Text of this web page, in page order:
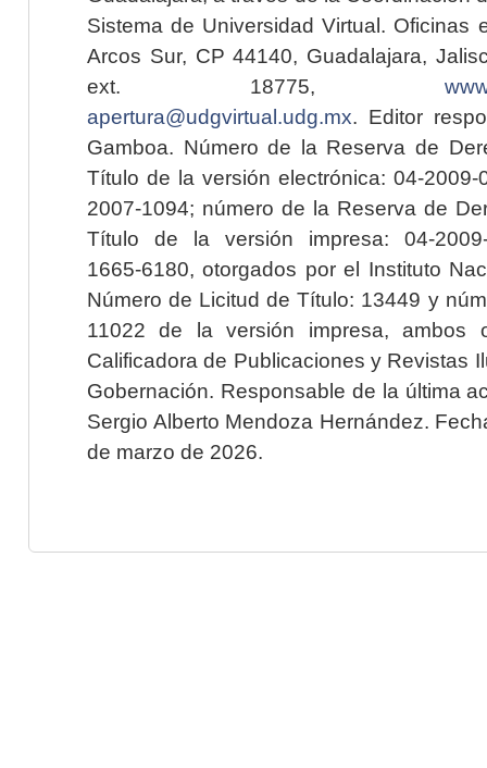
Sistema de Universidad Virtual. Oficinas
Arcos Sur, CP 44140, Guadalajara,
ext. 18775,
apertura@udgvirtual.udg.mx. Editor
Gamboa. Número de la Reserva de
Título de la versión electrónica: 04-2009-
2007-1094; número de la Reserva de
Título de la versión impresa: 04-2009-
1665-6180, otorgados por el Instituto
Número de Licitud de Título: 13449 y
11022 de la versión impresa, ambos
Calificadora de Publicaciones y Revistas
Gobernación. Responsable de la última
Sergio Alberto Mendoza Hernández.
de marzo de 2026.